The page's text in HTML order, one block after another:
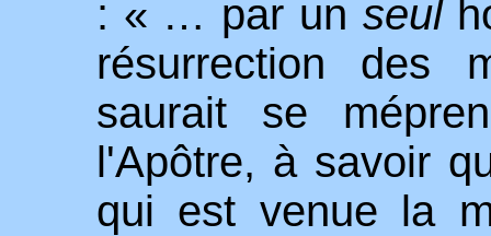
: « … par un seul
résurrection des
saurait se
l'Apôtre, à savoir
qui est venue la